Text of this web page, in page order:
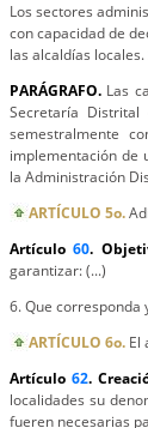
Los sectores
con capacidad de
las alcaldías
PARÁGRAFO. Las
Secretaría
semestralmente
implementación de
la Administración
ARTÍCULO 5o.
Artículo60.
garantizar: (...)
6. Que
ARTÍCULO 6o. El
Artículo62.
localidades su
fueren necesarias